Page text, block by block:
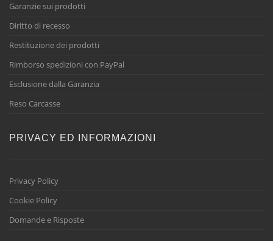
Garanzie sui prodotti
Diritto di recesso
Restituzione dei prodotti
Rimborso spedizioni con PayPal
Esclusione dalla Garanzia
Reso Carcasse
PRIVACY ED INFORMAZIONI
Privacy Policy
Cookie Policy
Domande e Risposte